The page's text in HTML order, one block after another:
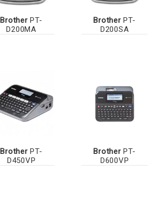
BrotherPT-
D200MA
BrotherPT-
D200SA
BrotherPT-
D450VP
BrotherPT-
D600VP